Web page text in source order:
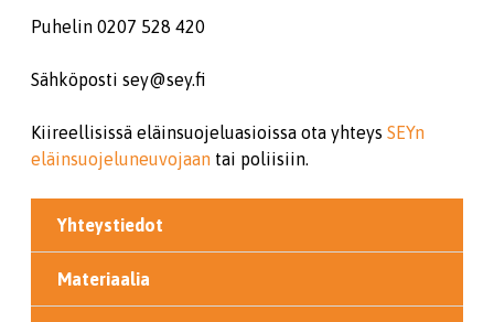
Puhelin 0207 528 420
Sähköposti sey@sey.fi
Kiireellisissä eläinsuojeluasioissa ota yhteys SEYn
eläinsuojeluneuvojaan tai poliisiin.
Yhteystiedot
Materiaalia